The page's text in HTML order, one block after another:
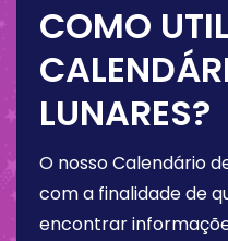
COMO
LUNARES?
O nosso Calendário
com a finalidade de
encontrar